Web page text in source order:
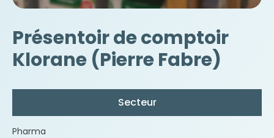
Présentoir de comptoir
Klorane (Pierre Fabre)
Secteur
Pharma